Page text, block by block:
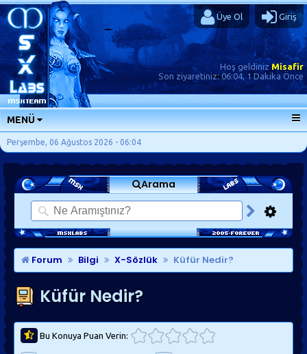
Üye Ol Giriş
Hoş geldinizMisafir
Son ziyaretiniz:06:04, 1 Dakika Önce
MENÜ
ANA SAYFA
FORUMLAR
SORU-CEVAP
GÜNLÜKLER
SON MESAJLAR
KISAYOLLAR
Perşembe, 06 Ağustos 2026 - 06:04
Arama
Forum Bilgi X-Sözlük Küfür Nedir?
Küfür Nedir?
Bu Konuya Puan Verin: